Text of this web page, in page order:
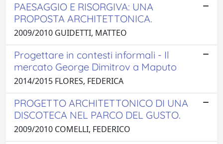
PAESAGGIO E RISORGIVA: UNA
PROPOSTA ARCHITETTONICA.
2009/2010 GUIDETTI, MATTEO
Progettare in contesti informali - Il
mercato George Dimitrov a Maputo
2014/2015 FLORES, FEDERICA
PROGETTO ARCHITETTONICO DI UNA
DISCOTECA NEL PARCO DEL GUSTO.
2009/2010 COMELLI, FEDERICO